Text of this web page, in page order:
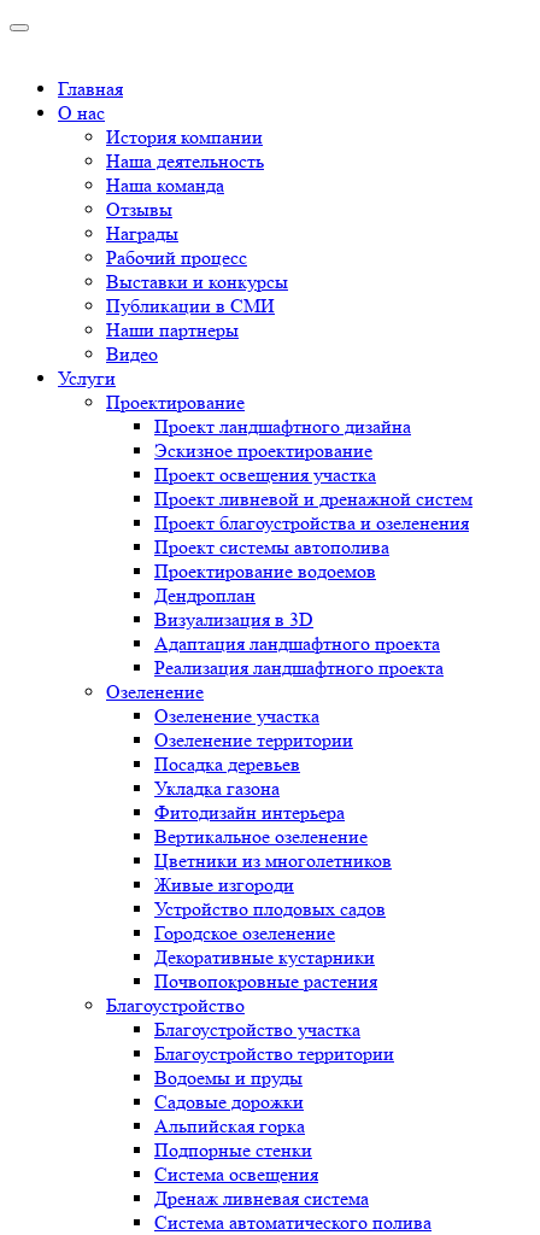
Главная
О нас
История компании
Наша деятельность
Наша команда
Отзывы
Награды
Рабочий процесс
Выставки и конкурсы
Публикации в СМИ
Наши партнеры
Видео
Услуги
Проектирование
Проект ландшафтного дизайна
Эскизное проектирование
Проект освещения участка
Проект ливневой и дренажной систем
Проект благоустройства и озеленения
Проект системы автополива
Проектирование водоемов
Дендроплан
Визуализация в 3D
Адаптация ландшафтного проекта
Реализация ландшафтного проекта
Озеленение
Озеленение участка
Озеленение территории
Посадка деревьев
Укладка газона
Фитодизайн интерьера
Вертикальное озеленение
Цветники из многолетников
Живые изгороди
Устройство плодовых садов
Городское озеленение
Декоративные кустарники
Почвопокровные растения
Благоустройство
Благоустройство участка
Благоустройство территории
Водоемы и пруды
Садовые дорожки
Альпийская горка
Подпорные стенки
Система освещения
Дренаж ливневая система
Система автоматического полива